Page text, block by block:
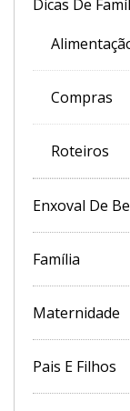
Dicas De
Compras
Roteiros
Enxoval De
Família
Maternidade
Pais E Filhos